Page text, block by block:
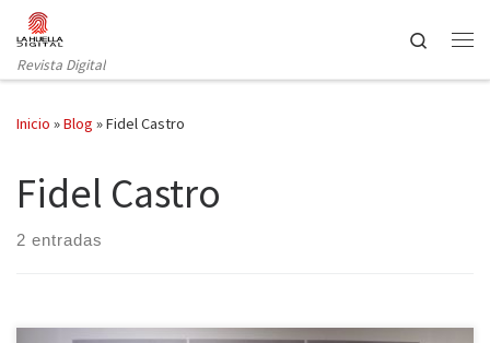
Saltar al contenido
Revista Digital
Search
Inicio »Blog »Fidel Castro
Fidel Castro
2 entradas